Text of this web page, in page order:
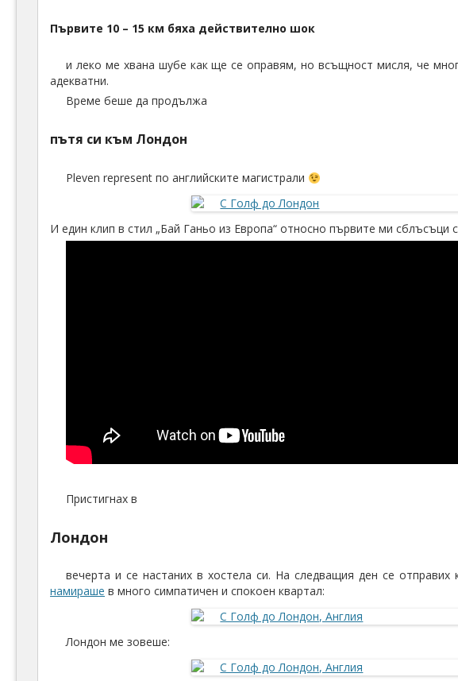
Първите 10 – 15 км бяха действително шок
и леко ме хвана шубе как ще се оправям, но всъщност мисля, че
адекватни.
Време беше да продължа
пътя си към Лондон
Pleven represent по английските магистрали
И един клип в стил „Бай Ганьо из Европа“ относно първите ми сблъсъци
Пристигнах в
Лондон
вечерта и се настаних в хостела си. На следващия ден се
намираше в много симпатичен и спокоен квартал:
Лондон ме зовеше: